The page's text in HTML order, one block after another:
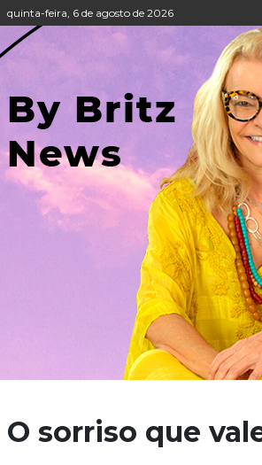
quinta-feira, 6 de agosto de 2026
O sorriso que